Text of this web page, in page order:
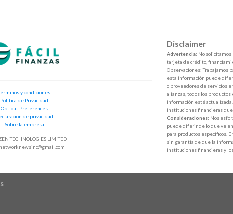
y condiciones
Política de Privacidad
Opt-out Preferences
de privacidad
Sobre la empresa
TECHNOLOGIES LIMITED
networknewsinc@gmail.com
Disclaimer
Advertencia: No
tarjeta de crédito,
Observaciones: Trabajamos
esta información puede
o proveedores de servicios
alianzas, todos los
información esté
instituciones financieras que
Consideraciones: Nos
puede diferir de lo que ve
para productos específicos.
sin garantía de que la
instituciones financieras y